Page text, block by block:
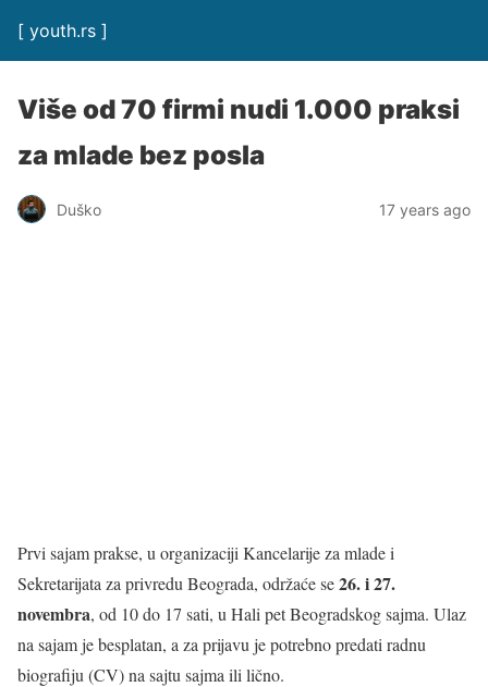
[ youth.rs ]
Više od 70 firmi nudi 1.000 praksi
za mlade bez posla
Duško 17 years ago
Prvi sajam prakse, u organizaciji Kancelarije za mlade i
Sekretarijata za privredu Beograda, održaće se26. i 27.
novembra, od 10 do 17 sati, u Hali pet Beogradskog sajma. Ulaz
na sajam je besplatan, a za prijavu je potrebno predati radnu
biografiju (CV) na sajtu sajma ili lično.